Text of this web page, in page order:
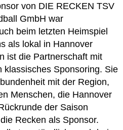
von DIE RECKEN TSV
GmbH war
beim letzten Heimspiel
als lokal in Hannover
ist die Partnerschaft mit
klassisches Sponsoring. Sie
mit der Region,
Menschen, die Hannover
der Saison
Recken als Sponsor.